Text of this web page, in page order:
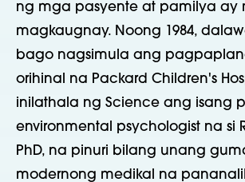
ng mga pasyente at pamilya ay
magkaugnay. Noong 1984,
bago nagsimula ang
orihinal na Packard Children's
inilathala ng Science ang isang
environmental psychologist na si
PhD, na pinuri bilang unang
modernong medikal na